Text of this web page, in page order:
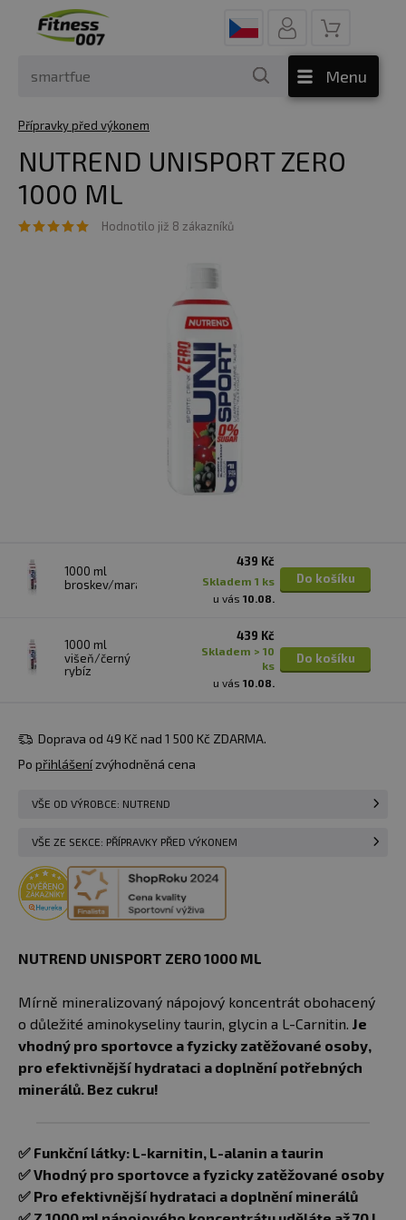
Menu
Přípravky před výkonem
NUTREND UNISPORT ZERO
1000 ML
Hodnotilo již 8 zákazníků
1000 ml
broskev/maracuja
439 Kč
skladem 1 ks
u vás 10.08.
Do košíku
1000 ml
višeň/černý
rybíz
439 Kč
skladem > 10
ks
u vás 10.08.
Do košíku
Doprava od 49 Kč nad 1 500 Kč ZDARMA.
Po přihlášenízvýhodněná cena
VŠE OD VÝROBCE: NUTREND
VŠE ZE SEKCE: PŘÍPRAVKY PŘED VÝKONEM
NUTREND UNISPORT ZERO 1000 ML
Mírně mineralizovaný nápojový koncentrát obohacený
o důležité aminokyseliny taurin, glycin a L-Carnitin. Je
vhodný pro sportovce a fyzicky zatěžované osoby,
pro efektivnější hydrataci a doplnění potřebných
minerálů. Bez cukru!
✅ Funkční látky: L-karnitin, L-alanin a taurin
✅ Vhodný pro sportovce a fyzicky zatěžované osoby
✅ Pro efektivnější hydrataci a doplnění minerálů